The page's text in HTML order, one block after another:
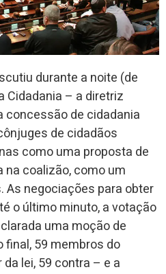
durante a noite (de
Cidadania – a diretriz
concessão de cidadania
de cidadãos
como uma proposta de
coalizão, como um
As negociações para obter
o último minuto, a votação
uma moção de
final, 59 membros do
lei, 59 contra – e a